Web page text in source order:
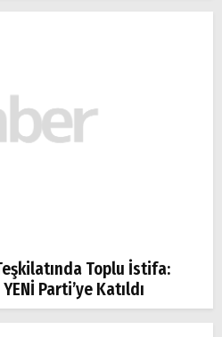
Toplu İstifa:
Parti’ye Katıldı